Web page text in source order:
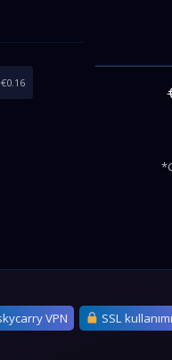
VPN SSL kullanımı